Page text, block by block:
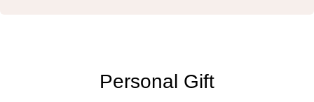
Personal Gift